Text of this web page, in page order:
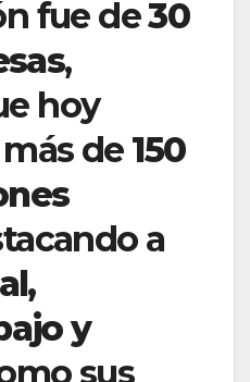
fue de30
,
hoy
de 150
a
y
sus